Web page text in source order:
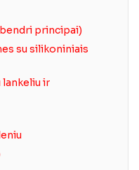
principai)
su silikoniniais
lankeliu ir